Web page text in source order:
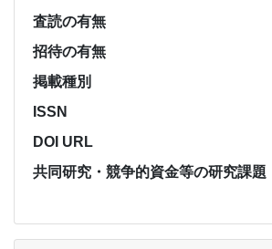
査読の有無
招待の有無
掲載種別
ISSN
DOI URL
共同研究・競争的資金等の研究課題